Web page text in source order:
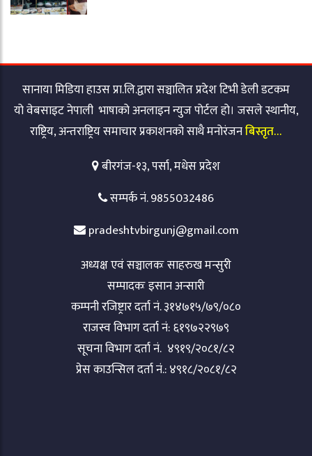
सानाया मिडिया हाउस प्रा.लि.द्वारा सञ्चालित प्रदेश टिभी डेली डटकम
यो वेबसाइट नेपाली भाषाको अनलाइन न्युज पोर्टल हो। जसले स्थानीय,
राष्ट्रिय, अन्तराष्ट्रिय समाचार प्रकाशनको साथै मनोरंजनबिस्तृत…
बीरगंज-१३, पर्सा, मधेस प्रदेश
सम्पर्क नं. 9855032486
pradeshtvbirgunj@gmail.com
अध्यक्ष एवं सञ्चालकः साहरुख मन्सुरी
सम्पादकः इसान अन्सारी
कम्पनी रजिष्ट्रार दर्ता नं. ३१४७१५/७९/०८०
राजस्व विभाग दर्ता नं: ६१९७२२९७९
सूचना विभाग दर्ता नं. ४९१९/२०८१/८२
प्रेस काउन्सिल दर्ता नं.: ४९१८/२०८१/८२